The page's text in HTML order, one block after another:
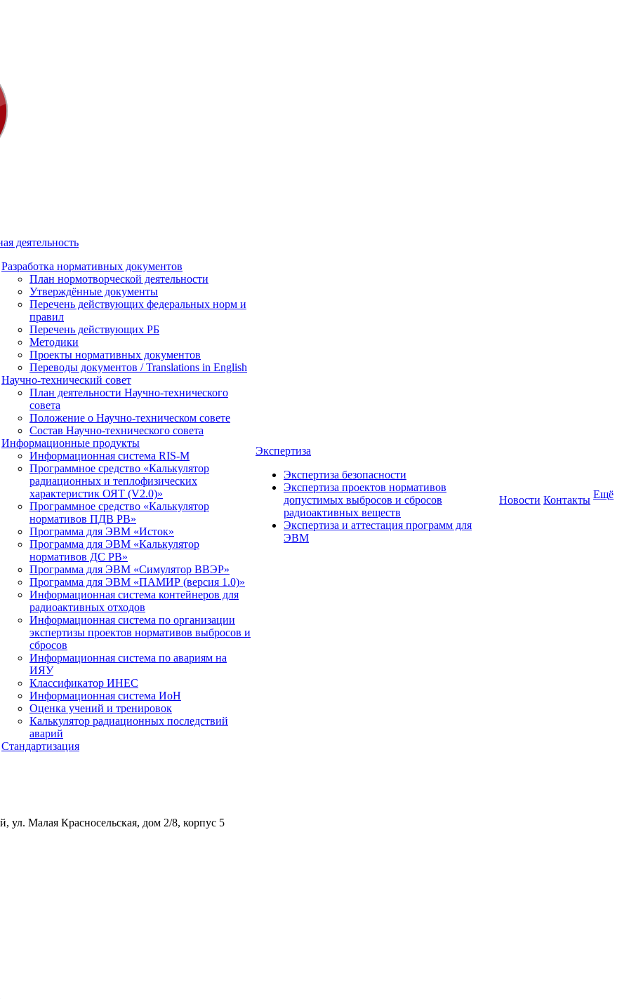
деятельность
Разработка нормативных документов
План нормотворческой деятельности
Утверждённые документы
Перечень действующих федеральных норм и
правил
Перечень действующих РБ
Методики
Проекты нормативных документов
Переводы документов / Translations in English
Научно-технический совет
План деятельности Научно-технического
совета
Положение о Научно-техническом совете
Состав Научно-технического совета
Информационные продукты
Информационная система RIS-M
Программное средство «Калькулятор
радиационных и теплофизических
характеристик ОЯТ (V2.0)»
Программное средство «Калькулятор
нормативов ПДВ РВ»
Программа для ЭВМ «Исток»
Программа для ЭВМ «Калькулятор
нормативов ДС РВ»
Программа для ЭВМ «Симулятор ВВЭР»
Программа для ЭВМ «ПАМИР (версия 1.0)»
Информационная система контейнеров для
радиоактивных отходов
Информационная система по организации
экспертизы проектов нормативов выбросов и
сбросов
Информационная система по авариям на
ИЯУ
Классификатор ИНЕС
Информационная система ИоН
Оценка учений и тренировок
Калькулятор радиационных последствий
аварий
Стандартизация
Экспертиза
Экспертиза безопасности
Экспертиза проектов нормативов
допустимых выбросов и сбросов
радиоактивных веществ
Экспертиза и аттестация программ для
ЭВМ
Новости Контакты Ещё
ул. Малая Красносельская, дом 2/8, корпус 5